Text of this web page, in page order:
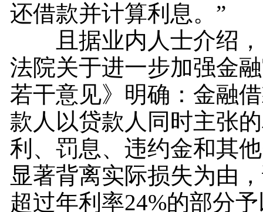
还借款并计算利息。”
且据业内人士介绍，
法院关于进一步加强金
若干意见》明确：金融
款人以贷款人同时主张
利、罚息、违约金和其
显著背离实际损失为由
超过年利率24%的部分